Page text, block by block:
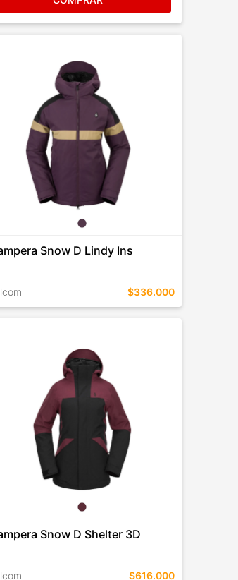
Snow D Lindy Ins
$336.000
COMPRAR
Snow D Shelter 3D
$616.000